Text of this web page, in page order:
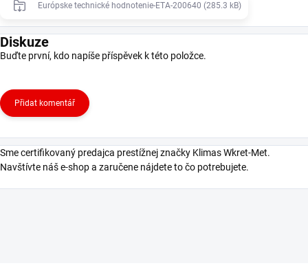
Európske technické hodnotenie-ETA-200640 (285.3 kB)
Diskuze
Buďte první, kdo napíše příspěvek k této položce.
Přidat komentář
Sme certifikovaný predajca prestížnej značky Klimas Wkret-Met.
Navštívte náš e-shop a zaručene nájdete to čo potrebujete.